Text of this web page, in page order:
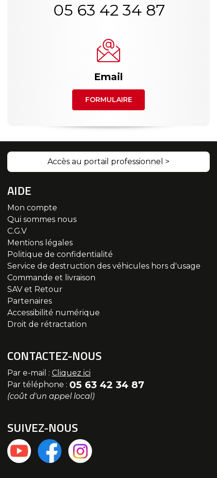
05 63 42 34 87
Email
FORMULAIRE
Accès au portail professionnel >
AIDE
Mon compte
Qui sommes nous
C.G.V
Mentions légales
Politique de confidentialité
Service de destruction des véhicules hors d'usage
Commande et livraison
SAV et Retour
Partenaires
Accessibilité numérique
Droit de rétractation
CONTACTEZ-NOUS
Par e-mail : Cliquez ici
Par téléphone : 05 63 42 34 87
(coût d'un appel local)
SUIVEZ-NOUS